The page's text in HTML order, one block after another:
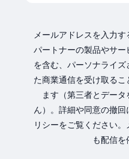
メールアドレスを入力
パートナーの製品やサ
を含む、パーソナライ
た商業通信を受け取る
ます（第三者とデー
ん）。詳細や同意の撤
リシーをご覧ください
も配信を